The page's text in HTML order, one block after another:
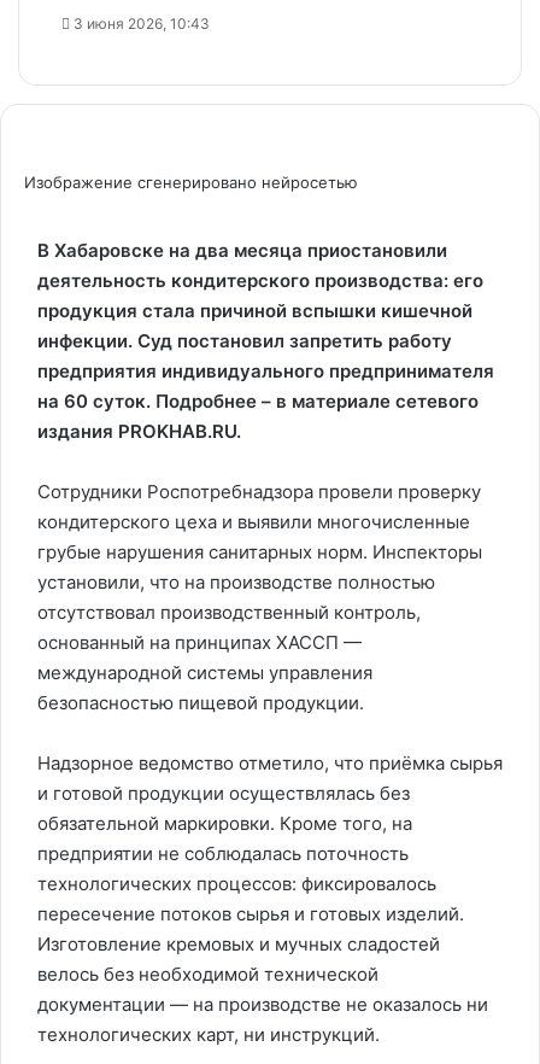
3 июня 2026, 10:43
Изображение сгенерировано нейросетью
В Хабаровске на два месяца приостановили
деятельность кондитерского производства: его
продукция стала причиной вспышки кишечной
инфекции. Суд постановил запретить работу
предприятия индивидуального предпринимателя
на 60 суток. Подробнее – в материале сетевого
издания PROKHAB.RU.
Сотрудники Роспотребнадзора провели проверку
кондитерского цеха и выявили многочисленные
грубые нарушения санитарных норм. Инспекторы
установили, что на производстве полностью
отсутствовал производственный контроль,
основанный на принципах ХАССП —
международной системы управления
безопасностью пищевой продукции.
Надзорное ведомство отметило, что приёмка сырья
и готовой продукции осуществлялась без
обязательной маркировки. Кроме того, на
предприятии не соблюдалась поточность
технологических процессов: фиксировалось
пересечение потоков сырья и готовых изделий.
Изготовление кремовых и мучных сладостей
велось без необходимой технической
документации — на производстве не оказалось ни
технологических карт, ни инструкций.